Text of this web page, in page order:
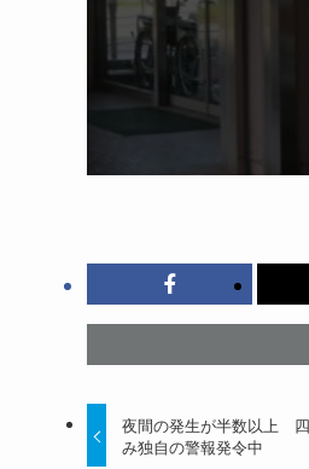
夜間の発生が半数以上
み独自の警報発令中